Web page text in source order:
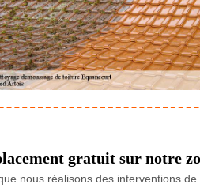
gratuit sur notre
nous réalisons des interventions